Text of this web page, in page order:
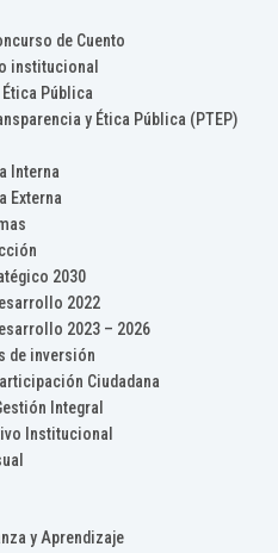
de Cuento
institucional
Pública
y Ética Pública (PTEP)
Interna
Externa
2030
2022
2023 – 2026
de inversión
Ciudadana
Integral
Institucional
y Aprendizaje